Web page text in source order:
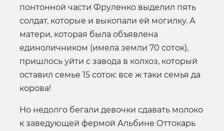
понтонной части Фруленко выделил пять
солдат, которые и выкопали ей могилку. А
матери, которая была объявлена
единоличником (имела земли 70 соток),
пришлось уйти с завода в колхоз, который
оставил семье 15 соток: все ж таки семья да
корова!
Но недолго бегали девочки сдавать молоко
к заведующей фермой Альбине Оттокарь